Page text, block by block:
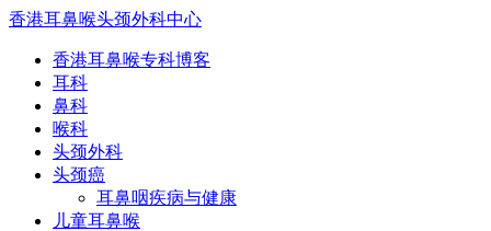
香港耳鼻喉头颈外科中心
香港耳鼻喉专科博客
耳科
鼻科
喉科
头颈外科
头颈癌
耳鼻咽疾病与健康
儿童耳鼻喉